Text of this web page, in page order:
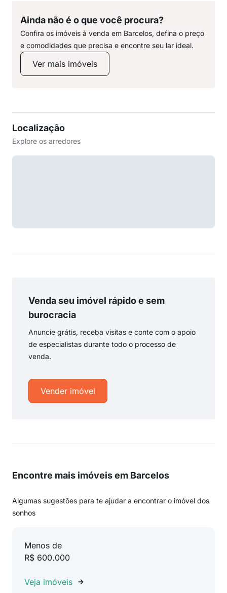
Ainda não é o que você procura?
Confira os imóveis à venda em Barcelos, defina o preço
e comodidades que precisa e encontre seu lar ideal.
Ver mais imóveis
Localização
Explore os arredores
Venda seu imóvel rápido e sem
burocracia
Anuncie grátis, receba visitas e conte com o apoio
de especialistas durante todo o processo de
venda.
Vender imóvel
Encontre mais imóveis em Barcelos
Algumas sugestões para te ajudar a encontrar o imóvel dos
sonhos
Menos de
R$ 600.000
Veja imóveis